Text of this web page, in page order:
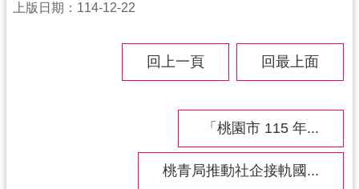
上版日期：114-12-22
回上一頁 回最上面
「桃園市 115 年...
桃青局推動社企接軌國...